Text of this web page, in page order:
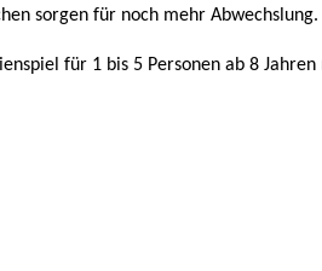
sorgen für noch mehr Abwechslung.
für 1 bis 5 Personen ab 8